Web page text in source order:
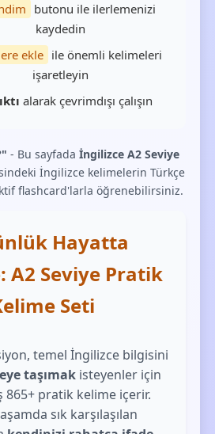
butonu ile ilerlemenizi
kaydedin
ekle ile önemli kelimeleri
işaretleyin
alarak çevrimdışı çalışın
- Bu sayfadaİngilizce A2 Seviye
İngilizce kelimelerin Türkçe
flashcard'larla öğrenebilirsiniz.
Hayatta
A2 Seviye Pratik
Seti
temel İngilizce bilgisini
taşımak isteyenler için
865+ pratik kelime içerir.
sık karşılaşılan